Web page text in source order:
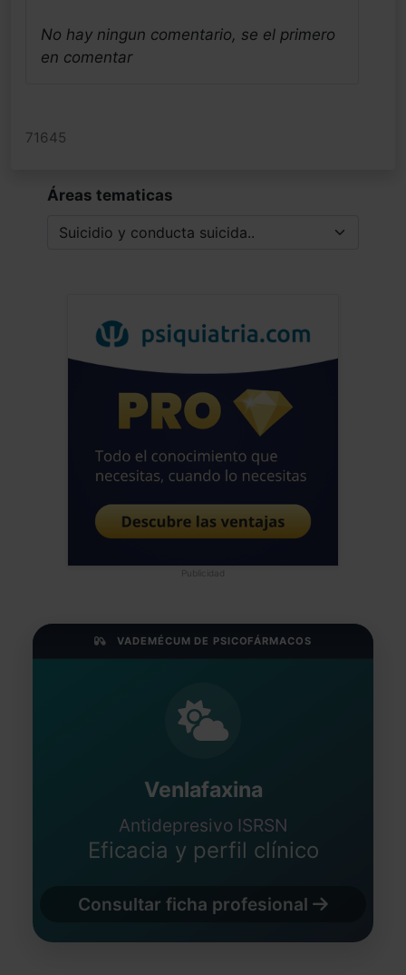
No hay ningun comentario, se el primero
en comentar
71645
Áreas tematicas
Publicidad
VADEMÉCUM DE PSICOFÁRMACOS
Venlafaxina
Antidepresivo ISRSN
Eficacia y perfil clínico
Consultar ficha profesional